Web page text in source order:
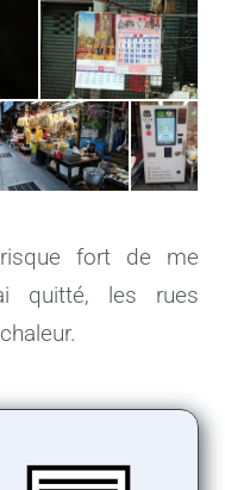
fort de me
quitté, les rues